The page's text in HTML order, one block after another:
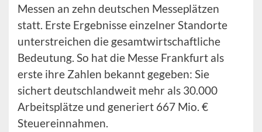
Messen an zehn deutschen Messeplätzen
statt. Erste Ergebnisse einzelner Standorte
unterstreichen die gesamtwirtschaftliche
Bedeutung. So hat die Messe Frankfurt als
erste ihre Zahlen bekannt gegeben: Sie
sichert deutschlandweit mehr als 30.000
Arbeitsplätze und generiert 667 Mio. €
Steuereinnahmen.